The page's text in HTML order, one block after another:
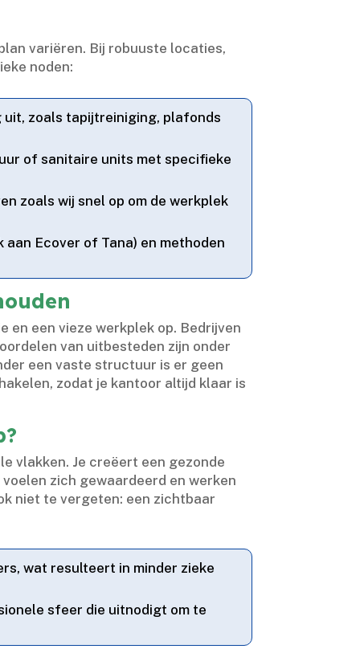
variëren.​ Bij robuuste locaties,
noden:
zoals tapijtreiniging, plafonds
of sanitaire units met specifieke
zoals wij snel op om de werkplek
Ecover of Tana) en methoden
en een vieze werkplek op.​ Bedrijven
van uitbesteden zijn onder
een vaste structuur is er geen
zodat je kantoor altijd klaar is
vlakken.​ Je creëert een gezonde
zich gewaardeerd en werken
niet te vergeten: een zichtbaar
wat resulteert in minder zieke
sfeer die uitnodigt om te